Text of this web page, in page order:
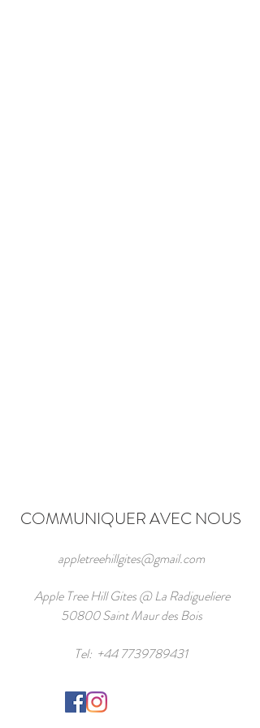
Tel: +44 7739789431
COMMUNIQUER AVEC NOUS
appletreehillgites@gmail.com
Apple Tree Hill Gites @ La Radigueliere
50800 Saint Maur des Bois